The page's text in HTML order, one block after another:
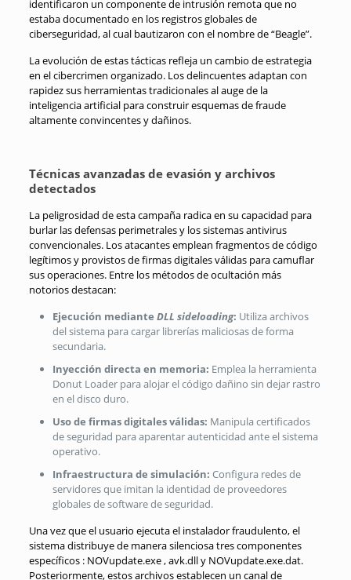
identificaron un componente de intrusión remota que no
estaba documentado en los registros globales de
ciberseguridad, al cual bautizaron con el nombre de “Beagle”.
La evolución de estas tácticas refleja un cambio de estrategia
en el cibercrimen organizado. Los delincuentes adaptan con
rapidez sus herramientas tradicionales al auge de la
inteligencia artificial para construir esquemas de fraude
altamente convincentes y dañinos.
Técnicas avanzadas de evasión y archivos
detectados
La peligrosidad de esta campaña radica en su capacidad para
burlar las defensas perimetrales y los sistemas antivirus
convencionales. Los atacantes emplean fragmentos de código
legítimos y provistos de firmas digitales válidas para camuflar
sus operaciones. Entre los métodos de ocultación más
notorios destacan:
Ejecución mediante DLL sideloading: Utiliza archivos
del sistema para cargar librerías maliciosas de forma
secundaria.
Inyección directa en memoria: Emplea la herramienta
Donut Loader para alojar el código dañino sin dejar rastro
en el disco duro.
Uso de firmas digitales válidas: Manipula certificados
de seguridad para aparentar autenticidad ante el sistema
operativo.
Infraestructura de simulación: Configura redes de
servidores que imitan la identidad de proveedores
globales de software de seguridad.
Una vez que el usuario ejecuta el instalador fraudulento, el
sistema distribuye de manera silenciosa tres componentes
específicos : NOVupdate.exe , avk.dll y NOVupdate.exe.dat.
Posteriormente, estos archivos establecen un canal de